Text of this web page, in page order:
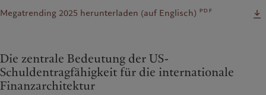
Megatrending 2025 herunterladen (auf Englisch) pdf
Die zentrale Bedeutung der US-
Schuldentragfähigkeit für die internationale
Finanzarchitektur